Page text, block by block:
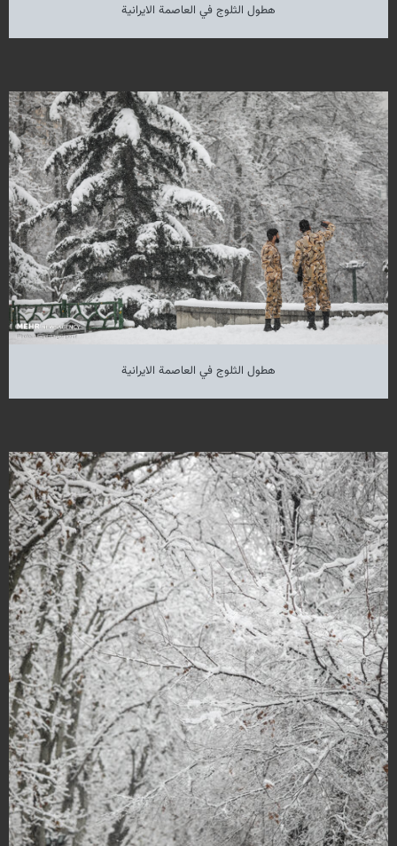
هطول الثلوج في العاصمة الايرانية
هطول الثلوج في العاصمة الايرانية